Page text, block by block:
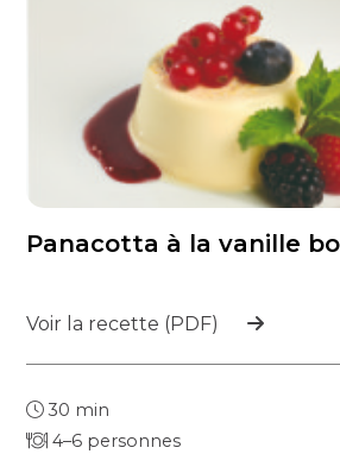
Panacotta à la vanille
Voir la recette (PDF)
30 min
4–6 personnes